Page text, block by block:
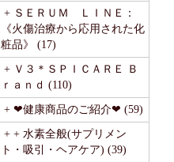
+ ＳＥＲＵＭ ＬＩＮＥ：
《火傷治療から応用された化
粧品》 (17)
+ Ｖ３＊ＳＰＩＣＡＲＥ Ｂ
ｒａｎｄ (110)
+ ❤健康商品のご紹介❤ (59)
+ + 水素全般(サプリメン
ト・吸引・ヘアケア) (39)